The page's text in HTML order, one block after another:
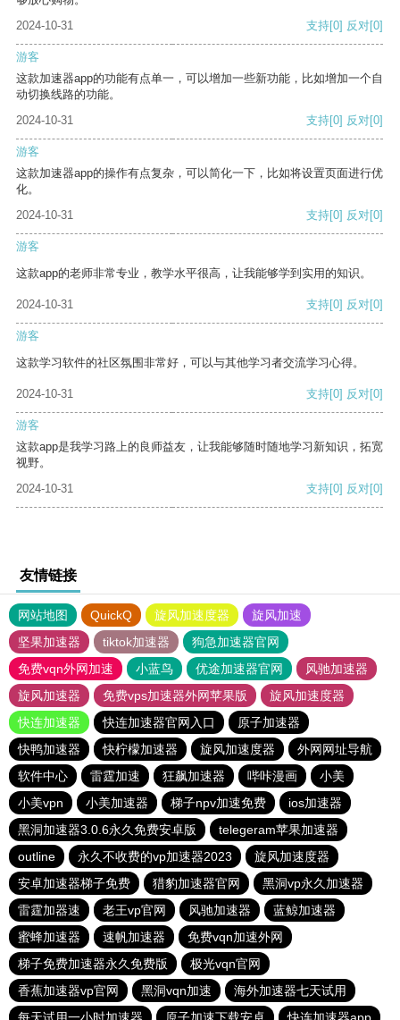
2024-10-31
支持[0] 反对[0]
游客
这款加速器app的功能有点单一，可以增加一些新功能，比如增加一个自
动切换线路的功能。
2024-10-31
支持[0] 反对[0]
游客
这款加速器app的操作有点复杂，可以简化一下，比如将设置页面进行优
化。
2024-10-31
支持[0] 反对[0]
游客
这款app的老师非常专业，教学水平很高，让我能够学到实用的知识。
2024-10-31 支持[0] 反对[0]
游客
这款学习软件的社区氛围非常好，可以与其他学习者交流学习心得。
2024-10-31 支持[0] 反对[0]
游客
这款app是我学习路上的良师益友，让我能够随时随地学习新知识，拓宽
视野。
2024-10-31
支持[0] 反对[0]
友情链接
网站地图 QuickQ 旋风加速度器
旋风加速
坚果加速器
tiktok加速器
狗急加速器官网
免费vqn外网加速
小蓝鸟 优途加速器官网
风驰加速器
旋风加速器
免费vps加速器外网苹果版
旋风加速度器
快连加速器
快连加速器官网入口
原子加速器
快鸭加速器
快柠檬加速器 旋风加速度器
外网网址导航
软件中心
雷霆加速 狂飙加速器 哔咔漫画
小美
小美vpn
小美加速器 梯子npv加速免费
ios加速器
黑洞加速器3.0.6永久免费安卓版
telegeram苹果加速器
outline
永久不收费的vp加速器2023
旋风加速度器
安卓加速器梯子免费
猎豹加速器官网
黑洞vp永久加速器
雷霆加器速
老王vp官网 风驰加速器
蓝鲸加速器
蜜蜂加速器
速帆加速器
免费vqn加速外网
梯子免费加速器永久免费版
极光vqn官网
香蕉加速器vp官网
黑洞vqn加速
海外加速器七天试用